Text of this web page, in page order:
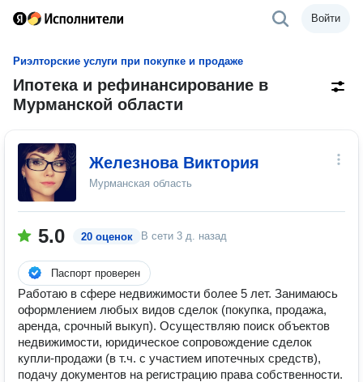
Войти
Риэлторские услуги при покупке и продаже
Ипотека и рефинансирование в
Мурманской области
Железнова Виктория
Мурманская область
5.0 20 оценок В сети 3 д. назад
Паспорт проверен
Работаю в сфере недвижимости более 5 лет. Занимаюсь
оформлением любых видов сделок (покупка, продажа,
аренда, срочный выкуп). Осуществляю поиск объектов
недвижимости, юридическое сопровождение сделок
купли-продажи (в т.ч. с участием ипотечных средств),
подачу документов на регистрацию права собственности.